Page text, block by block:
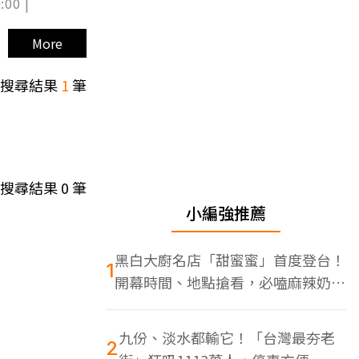
More
搜尋結果 1筆
搜尋結果0筆
小編強推薦
1黑白大廚名店「甜蜜蜜」首度登台！
開幕時間、地點搶看，必嗑麻辣奶油
蝦
2九份、淡水都輸它！「台灣最夯老